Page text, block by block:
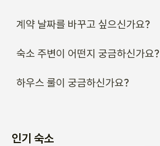
계약 날짜를 바꾸고 싶으신가요?
숙소 주변이 어떤지 궁금하신가요?
하우스 룰이 궁금하신가요?
인기 숙소